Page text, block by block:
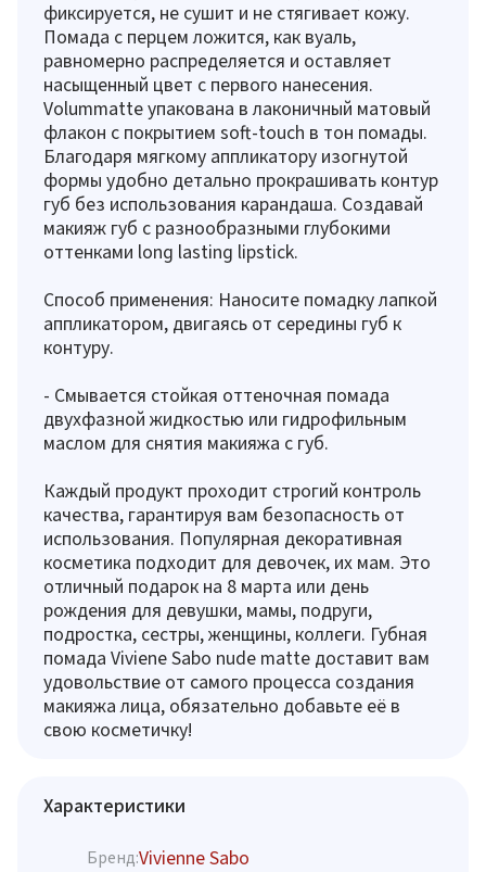
фиксируется, не сушит и не стягивает кожу.
Помада с перцем ложится, как вуаль,
равномерно распределяется и оставляет
насыщенный цвет с первого нанесения.
Volummatte упакована в лаконичный матовый
флакон с покрытием soft-touch в тон помады.
Благодаря мягкому аппликатору изогнутой
формы удобно детально прокрашивать контур
губ без использования карандаша. Создавай
макияж губ с разнообразными глубокими
оттенками long lasting lipstick.
Способ применения: Наносите помадку лапкой
аппликатором, двигаясь от середины губ к
контуру.
- Смывается стойкая оттеночная помада
двухфазной жидкостью или гидрофильным
маслом для снятия макияжа с губ.
Каждый продукт проходит строгий контроль
качества, гарантируя вам безопасность от
использования. Популярная декоративная
косметика подходит для девочек, их мам. Это
отличный подарок на 8 марта или день
рождения для девушки, мамы, подруги,
подростка, сестры, женщины, коллеги. Губная
помада Viviene Sabo nude matte доставит вам
удовольствие от самого процесса создания
макияжа лица, обязательно добавьте её в
свою косметичку!
Характеристики
Бренд:Vivienne Sabo